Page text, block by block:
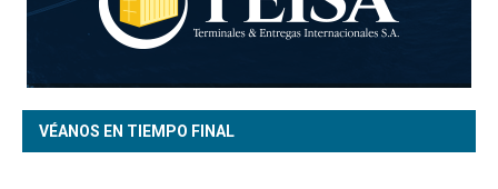
VÉANOS EN TIEMPO FINAL